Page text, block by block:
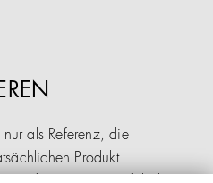
als Referenz, die
Produkt